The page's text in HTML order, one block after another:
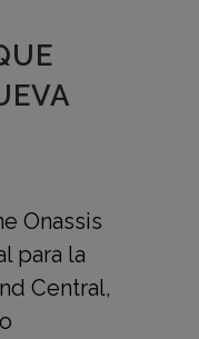
Onassis
para la
Central,